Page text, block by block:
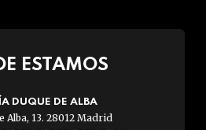
ESTAMOS
DUQUE DE ALBA
Alba, 13. 28012 Madrid